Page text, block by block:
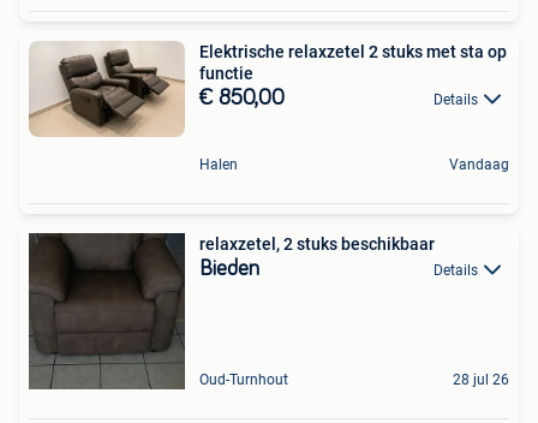
Elektrische relaxzetel 2 stuks met sta op
functie
€ 850,00 Details
Halen Vandaag
relaxzetel, 2 stuks beschikbaar
Bieden Details
Oud-Turnhout 28 jul 26